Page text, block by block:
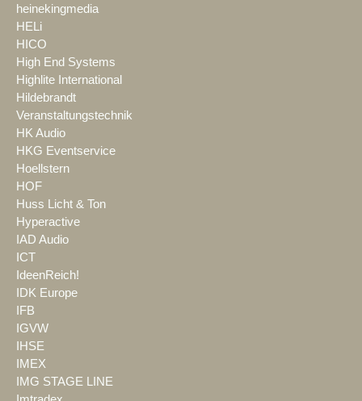
heinekingmedia
HELi
HICO
High End Systems
Highlite International
Hildebrandt
Veranstaltungstechnik
HK Audio
HKG Eventservice
Hoellstern
HOF
Huss Licht & Ton
Hyperactive
IAD Audio
ICT
IdeenReich!
IDK Europe
IFB
IGVW
IHSE
IMEX
IMG STAGE LINE